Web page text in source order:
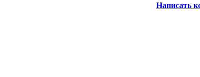
Написать